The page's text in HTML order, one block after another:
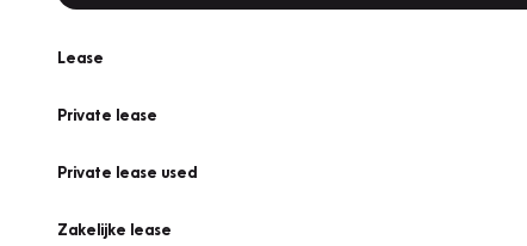
Lease
Private lease
Private lease used
Zakelijke lease